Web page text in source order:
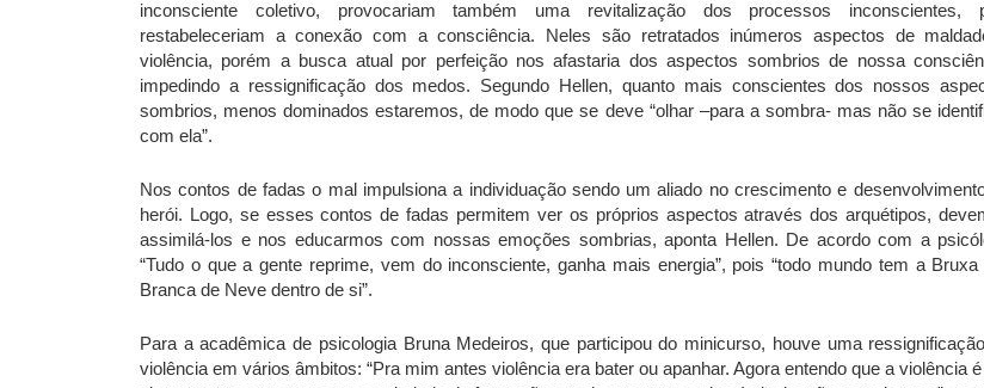
inconsciente coletivo, provocariam também uma revitalização dos processos inconscientes,
restabeleceriam a conexão com a consciência. Neles são retratados inúmeros aspectos de
violência, porém a busca atual por perfeição nos afastaria dos aspectos sombrios de nossa
impedindo a ressignificação dos medos. Segundo Hellen, quanto mais conscientes dos nossos
sombrios, menos dominados estaremos, de modo que se deve “olhar –para a sombra- mas não se
com ela”.
Nos contos de fadas o mal impulsiona a individuação sendo um aliado no crescimento e
herói. Logo, se esses contos de fadas permitem ver os próprios aspectos através dos arquétipos,
assimilá-los e nos educarmos com nossas emoções sombrias, aponta Hellen. De acordo com a
“Tudo o que a gente reprime, vem do inconsciente, ganha mais energia”, pois “todo mundo tem a
Branca de Neve dentro de si”.
Para a acadêmica de psicologia Bruna Medeiros, que participou do minicurso, houve uma
violência em vários âmbitos: “Pra mim antes violência era bater ou apanhar. Agora entendo que a violência